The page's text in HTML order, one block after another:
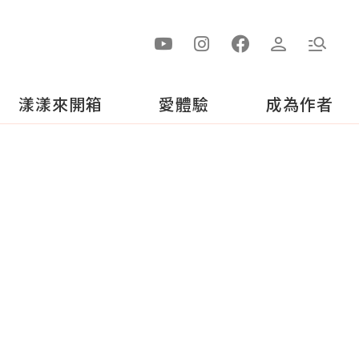
漾漾來開箱 愛體驗 成為作者